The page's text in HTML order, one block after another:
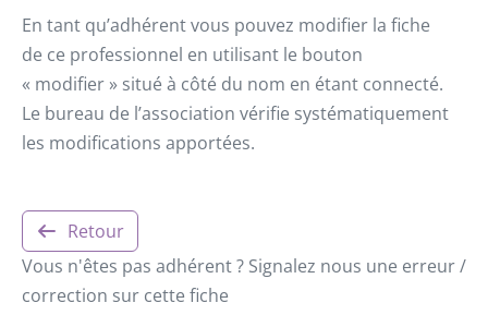
En tant qu’adhérent vous pouvez modifier la fiche
de ce professionnel en utilisant le bouton
« modifier » situé à côté du nom en étant connecté.
Le bureau de l’association vérifie systématiquement
les modifications apportées.
Retour
Vous n'êtes pas adhérent ? Signalez nous une erreur /
correction sur cette fiche